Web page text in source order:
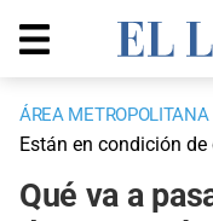
ÁREA METROPOLITANA
Están en condición de
Qué va a